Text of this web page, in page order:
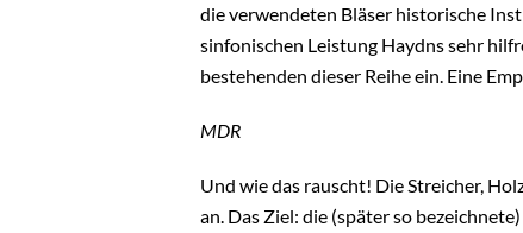
die verwendeten Bläser historische
sinfonischen Leistung Haydns sehr
bestehenden dieser Reihe ein. Eine
MDR
Und wie das rauscht! Die Streicher,
an. Das Ziel: die (später so